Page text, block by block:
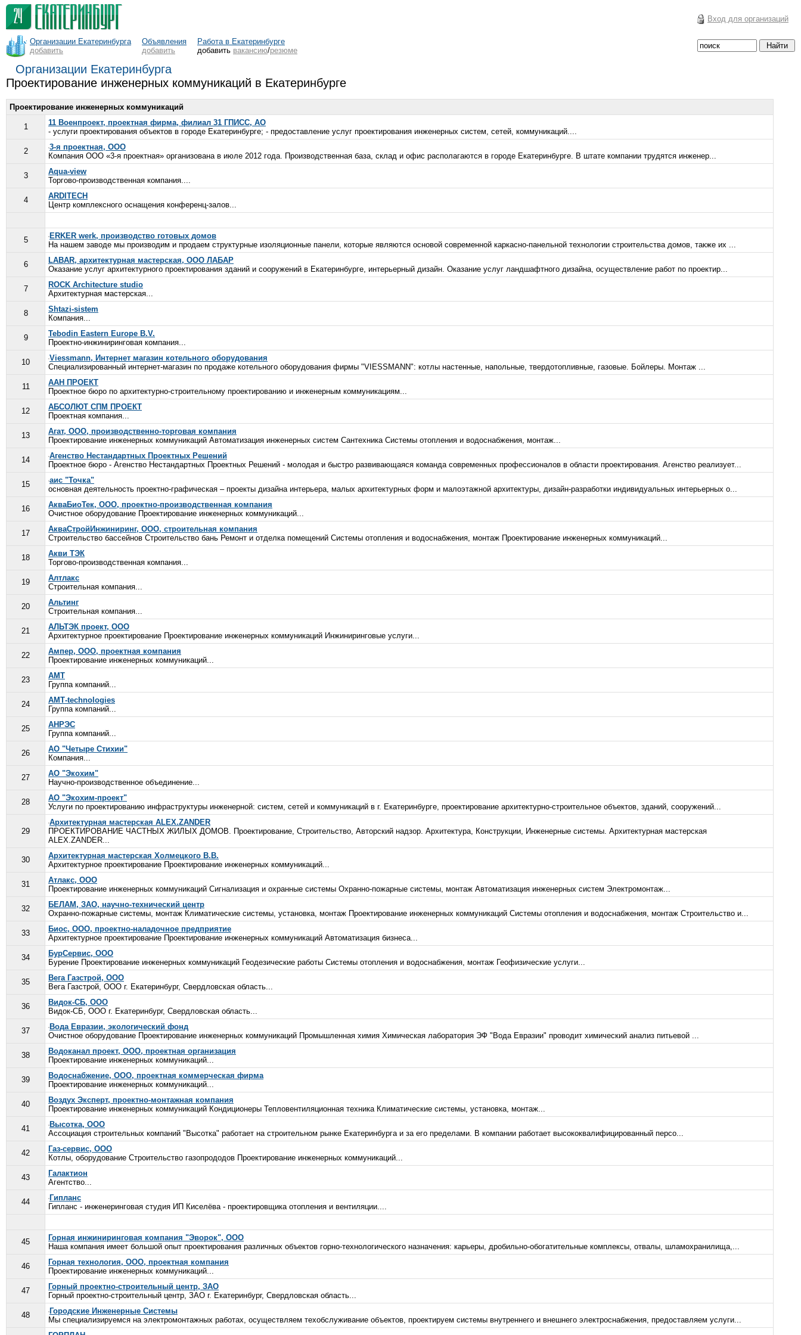
Вход для организаций
Организации Екатеринбурга
добавить
Объявления
добавить
Работа в Екатеринбурге
добавить вакансию/резюме
Организации Екатеринбурга
Проектирование инженерных коммуникаций в Екатеринбурге
Проектирование инженерных коммуникаций
1
11 Военпроект, проектная фирма, филиал 31 ГПИСС, АО
- услуги проектирования объектов в городе Екатеринбурге; - предоставление услуг проектирования инженерных систем, сетей, коммуникаций....
2
3-я проектная, ООО
Компания ООО «3-я проектная» организована в июле 2012 года. Производственная база, склад и офис располагаются в городе Екатеринбурге. В штате компании трудятся инженер...
3
Aqua-view
Торгово-производственная компания....
4
ARDITECH
Центр комплексного оснащения конференц-залов...
5
ERKER werk, производство готовых домов
На нашем заводе мы производим и продаем структурные изоляционные панели, которые являются основой современной каркасно-панельной технологии строительства домов, также их ...
6
LABAR, архитектурная мастерская, ООО ЛАБАР
Оказание услуг архитектурного проектирования зданий и сооружений в Екатеринбурге, интерьерный дизайн. Оказание услуг ландшафтного дизайна, осуществление работ по проектир...
7
ROCK Architecture studio
Архитектурная мастерская...
8
Shtazi-sistem
Компания...
9
Tebodin Eastern Europe B.V.
Проектно-инжиниринговая компания...
10
Viessmann, Интернет магазин котельного оборудования
Специализированный интернет-магазин по продаже котельного оборудования фирмы "VIESSMANN": котлы настенные, напольные, твердотопливные, газовые. Бойлеры. Монтаж ...
11
ААН ПРОЕКТ
Проектное бюро по архитектурно-строительному проектированию и инженерным коммуникациям...
12
АБСОЛЮТ СПМ ПРОЕКТ
Проектная компания...
13
Агат, ООО, производственно-торговая компания
Проектирование инженерных коммуникаций Автоматизация инженерных систем Сантехника Системы отопления и водоснабжения, монтаж...
14
Агенство Нестандартных Проектных Решений
Проектное бюро - Агенство Нестандартных Проектных Решений - молодая и быстро развивающаяся команда современных профессионалов в области проектирования. Агенство реализует...
15
аис "Точка"
основная деятельность проектно-графическая – проекты дизайна интерьера, малых архитектурных форм и малоэтажной архитектуры, дизайн-разработки индивидуальных интерьерных о...
16
АкваБиоТек, ООО, проектно-производственная компания
Очистное оборудование Проектирование инженерных коммуникаций...
17
АкваСтройИнжиниринг, ООО, строительная компания
Строительство бассейнов Строительство бань Ремонт и отделка помещений Системы отопления и водоснабжения, монтаж Проектирование инженерных коммуникаций...
18
Акви ТЭК
Торгово-производственная компания...
19
Алтлакс
Строительная компания...
20
Альтинг
Строительная компания...
21
АЛЬТЭК проект, ООО
Архитектурное проектирование Проектирование инженерных коммуникаций Инжиниринговые услуги...
22
Ампер, ООО, проектная компания
Проектирование инженерных коммуникаций...
23
АМТ
Группа компаний...
24
АМТ-technologies
Группа компаний...
25
АНРЭС
Группа компаний...
26
АО "Четыре Стихии"
Компания...
27
АО "Экохим"
Научно-производственное объединение...
28
АО "Экохим-проект"
Услуги по проектированию инфраструктуры инженерной: систем, сетей и коммуникаций в г. Екатеринбурге, проектирование архитектурно-строительное объектов, зданий, сооружений...
29
Архитектурная мастерская ALEX.ZANDER
ПРОЕКТИРОВАНИЕ ЧАСТНЫХ ЖИЛЫХ ДОМОВ. Проектирование, Строительство, Авторский надзор. Архитектура, Конструкции, Инженерные системы. Архитектурная мастерская
ALEX.ZANDER...
30
Архитектурная мастерская Холмецкого В.В.
Архитектурное проектирование Проектирование инженерных коммуникаций...
31
Атлакс, ООО
Проектирование инженерных коммуникаций Сигнализация и охранные системы Охранно-пожарные системы, монтаж Автоматизация инженерных систем Электромонтаж...
32
БЕЛАМ, ЗАО, научно-технический центр
Охранно-пожарные системы, монтаж Климатические системы, установка, монтаж Проектирование инженерных коммуникаций Системы отопления и водоснабжения, монтаж Строительство и...
33
Биос, ООО, проектно-наладочное предприятие
Архитектурное проектирование Проектирование инженерных коммуникаций Автоматизация бизнеса...
34
БурСервис, ООО
Бурение Проектирование инженерных коммуникаций Геодезические работы Системы отопления и водоснабжения, монтаж Геофизические услуги...
35
Вега Газстрой, ООО
Вега Газстрой, ООО г. Екатеринбург, Свердловская область...
36
Видок-СБ, ООО
Видок-СБ, ООО г. Екатеринбург, Свердловская область...
37
Вода Евразии, экологический фонд
Очистное оборудование Проектирование инженерных коммуникаций Промышленная химия Химическая лаборатория ЭФ "Вода Евразии" проводит химический анализ питьевой ...
38
Водоканал проект, ООО, проектная организация
Проектирование инженерных коммуникаций...
39
Водоснабжение, ООО, проектная коммерческая фирма
Проектирование инженерных коммуникаций...
40
Воздух Эксперт, проектно-монтажная компания
Проектирование инженерных коммуникаций Кондиционеры Тепловентиляционная техника Климатические системы, установка, монтаж...
41
Высотка, ООО
Ассоциация строительных компаний "Высотка" работает на строительном рынке Екатеринбурга и за его пределами. В компании работает высококвалифицированный персо...
42
Газ-сервис, ООО
Котлы, оборудование Строительство газопрододов Проектирование инженерных коммуникаций...
43
Галактион
Агентство...
44
Гипланс
Гипланс - инженеринговая студия ИП Киселёва - проектировщика отопления и вентиляции....
45
Горная инжиниринговая компания "Эворок", ООО
Наша компания имеет большой опыт проектирования различных объектов горно-технологического назначения: карьеры, дробильно-обогатительные комплексы, отвалы, шламохранилища,...
46
Горная технология, ООО, проектная компания
Проектирование инженерных коммуникаций...
47
Горный проектно-строительный центр, ЗАО
Горный проектно-строительный центр, ЗАО г. Екатеринбург, Свердловская область...
48
Городские Инженерные Системы
Мы специализируемся на электромонтажных работах, осуществляем техобслуживание объектов, проектируем системы внутреннего и внешнего электроснабжения, предоставляем услуги...